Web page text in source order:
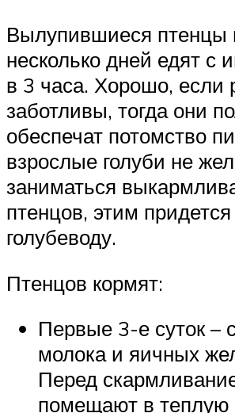
Вылупившиеся птенцы
несколько дней едят с
в 3 часа. Хорошо, если
заботливы, тогда они
обеспечат потомство
взрослые голуби не
заниматься
птенцов, этим
голубеводу.
Птенцов кормят:
Первые 3-е суток –
молока и яичных
Перед
помещают в теплую